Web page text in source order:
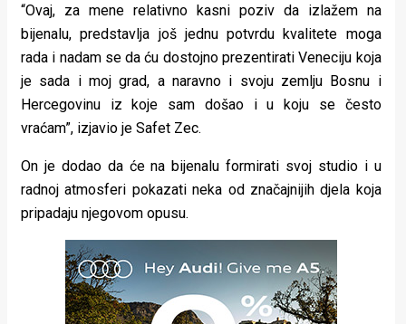
Magazin
“Ovaj, za mene relativno kasni poziv da izlažem na
bijenalu, predstavlja još jednu potvrdu kvalitete moga
rada i nadam se da ću dostojno prezentirati Veneciju koja
je sada i moj grad, a naravno i svoju zemlju Bosnu i
Hercegovinu iz koje sam došao i u koju se često
vraćam”, izjavio je Safet Zec.
On je dodao da će na bijenalu formirati svoj studio i u
radnoj atmosferi pokazati neka od značajnijih djela koja
pripadaju njegovom opusu.